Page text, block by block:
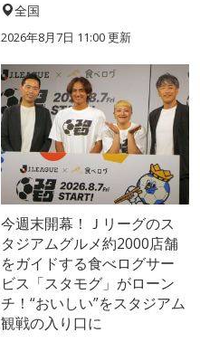
全国
2026年8月7日 11:00更新
今週末開幕！Ｊリーグのス
タジアムグルメ約2000店舗
をガイドする食べログサー
ビス「スタモグ」がローン
チ！“おいしい”をスタジアム
観戦の入り口に